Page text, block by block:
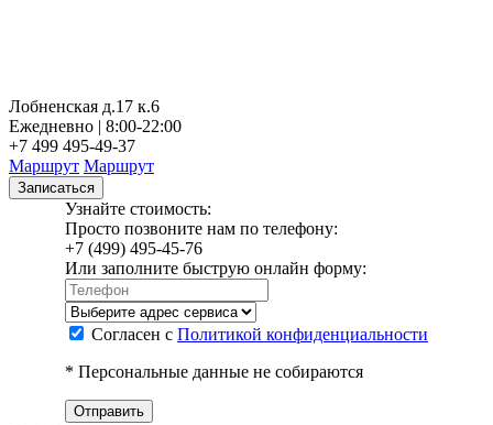
Лобненская д.17 к.6
Ежедневно | 8:00-22:00
+7 499 495-49-37
Маршрут Маршрут
Записаться
Узнайте стоимость:
Просто позвоните нам по телефону:
+7 (499) 495-45-76
Или заполните быструю онлайн форму:
Согласен с Политикой конфиденциальности
* Персональные данные не собираются